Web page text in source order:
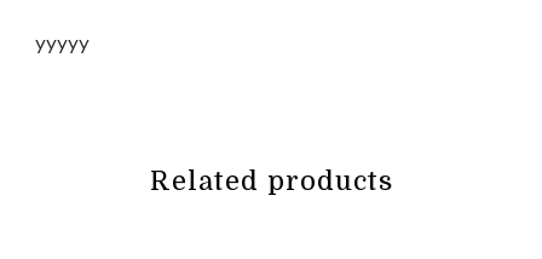
yyyyy
Related products